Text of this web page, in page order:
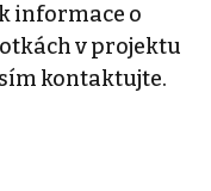
informace o
v projektu
kontaktujte.